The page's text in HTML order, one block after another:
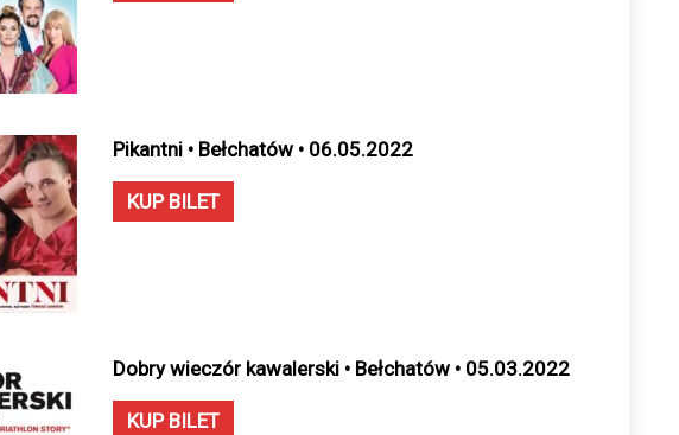
Pikantni • Bełchatów • 06.05.2022
KUP BILET
Dobry wieczór kawalerski • Bełchatów • 05.03.2022
KUP BILET